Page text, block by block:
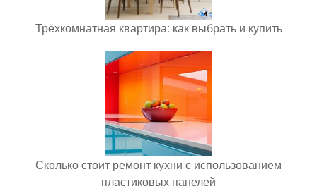
Трёхкомнатная квартира: как выбрать и купить
Сколько стоит ремонт кухни с использованием
пластиковых панелей